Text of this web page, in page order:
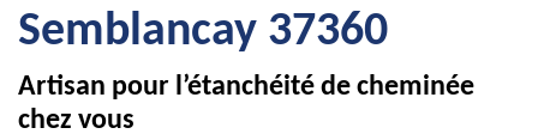
Semblancay 37360
Artisan pour l’étanchéité de cheminée
chez vous